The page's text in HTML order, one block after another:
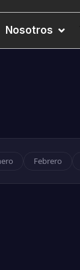
Nosotros
Febrero